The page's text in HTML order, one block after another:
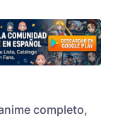
completo,